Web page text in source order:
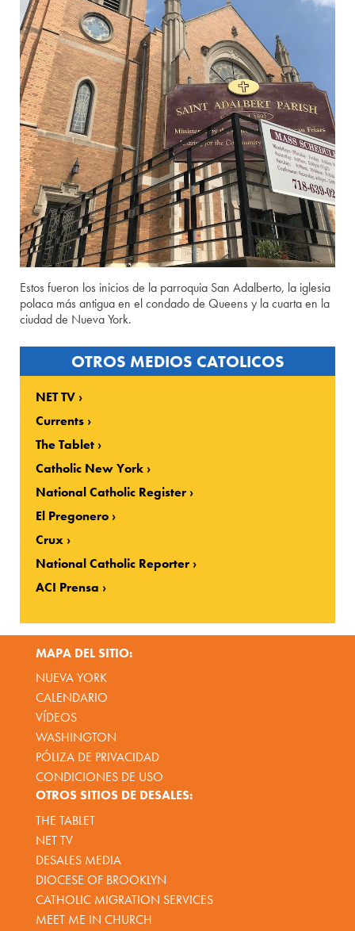
Estos fueron los inicios de la parroquia San Adalberto, la iglesia
polaca más antigua en el condado de Queens y la cuarta en la
ciudad de Nueva York.
OTROS MEDIOS CATOLICOS
NET TV
Currents
The Tablet
Catholic New York
National Catholic Register
El Pregonero
Crux
National Catholic Reporter
ACI Prensa
MAPA DEL SITIO:
NUEVA YORK
CALENDARIO
VÍDEOS
WASHINGTON
PÓLIZA DE PRIVACIDAD
CONDICIONES DE USO
OTROS SITIOS DE DESALES:
THE TABLET
NET TV
DESALES MEDIA
DIOCESE OF BROOKLYN
CATHOLIC MIGRATION SERVICES
MEET ME IN CHURCH